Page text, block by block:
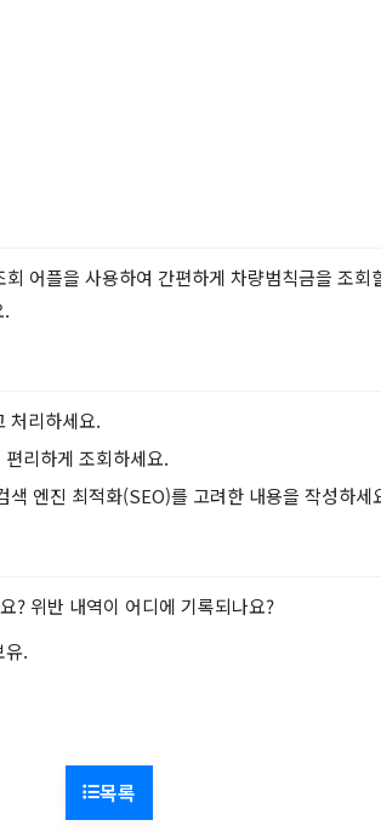
어플을 사용하여 간편하게 차량범칙금을 조회
.
처리하세요.
리하게 조회하세요.
색 엔진 최적화(SEO)를 고려한 내용을 작성하세
? 위반 내역이 어디에 기록되나요?
유.
목록